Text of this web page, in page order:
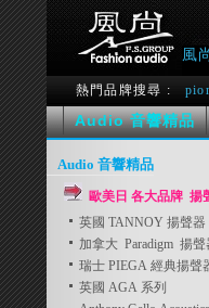
風
熱門品牌搜尋 :
Audio 音響精品
Audio 音響精品
歐美日 各大品牌 揚
英國 TANNOY 揚聲器
加拿大 Paradigm 揚聲
瑞士 PIEGA 經典揚聲
英國 AGA 系列